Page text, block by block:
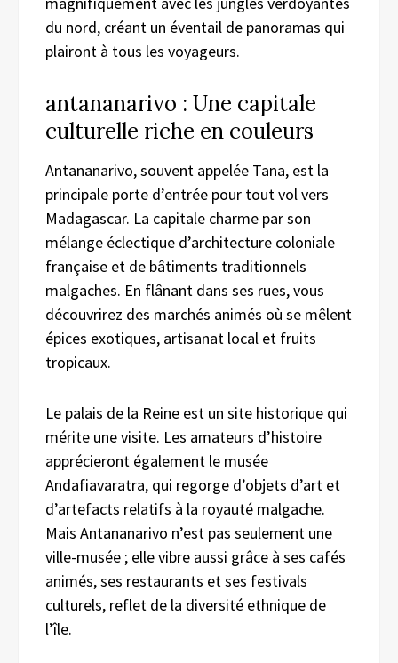
du nord, créant un éventail de panoramas qui
plairont à tous les voyageurs.
antananarivo : Une capitale
culturelle riche en couleurs
Antananarivo, souvent appelée Tana, est la
principale porte d’entrée pour tout vol vers
Madagascar. La capitale charme par son
mélange éclectique d’architecture coloniale
française et de bâtiments traditionnels
malgaches. En flânant dans ses rues, vous
découvrirez des marchés animés où se mêlent
épices exotiques, artisanat local et fruits
tropicaux.
Le palais de la Reine est un site historique qui
mérite une visite. Les amateurs d’histoire
apprécieront également le musée
Andafiavaratra, qui regorge d’objets d’art et
d’artefacts relatifs à la royauté malgache.
Mais Antananarivo n’est pas seulement une
ville-musée ; elle vibre aussi grâce à ses cafés
animés, ses restaurants et ses festivals
culturels, reflet de la diversité ethnique de
l’île.